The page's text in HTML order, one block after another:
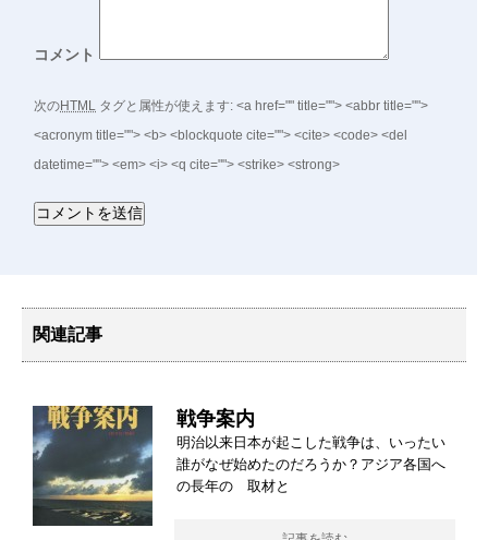
コメント
次のHTML タグと属性が使えます: <a href="" title=""> <abbr title="">
<acronym title=""> <b> <blockquote cite=""> <cite> <code> <del
datetime=""> <em> <i> <q cite=""> <strike> <strong>
関連記事
戦争案内
明治以来日本が起こした戦争は、いったい
誰がなぜ始めたのだろうか？アジア各国へ
の長年の 取材と